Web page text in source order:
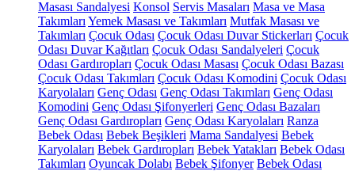
Masası Sandalyesi Konsol Servis Masaları Masa ve Masa
Takımları Yemek Masası ve Takımları Mutfak Masası ve
Takımları Çocuk Odası Çocuk Odası Duvar Stickerları Çocuk
Odası Duvar Kağıtları Çocuk Odası Sandalyeleri Çocuk
Odası Gardıropları Çocuk Odası Masası Çocuk Odası Bazası
Çocuk Odası Takımları Çocuk Odası Komodini Çocuk Odası
Karyolaları Genç Odası Genç Odası Takımları Genç Odası
Komodini Genç Odası Şifonyerleri Genç Odası Bazaları
Genç Odası Gardıropları Genç Odası Karyolaları Ranza
Bebek Odası Bebek Beşikleri Mama Sandalyesi Bebek
Karyolaları Bebek Gardıropları Bebek Yatakları Bebek Odası
Takımları Oyuncak Dolabı Bebek Şifonyer Bebek Odası